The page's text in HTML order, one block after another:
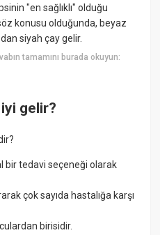
"en sağlıklı" olduğu
konusu olduğunda, beyaz
siyah çay gelir.
tamamını burada okuyun:
gelir?
bir tedavi seçeneği olarak
çok sayıda hastalığa karşı
birisidir.